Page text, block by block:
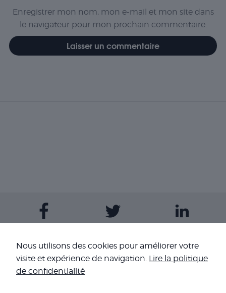
Enregistrer mon nom, mon e-mail et mon site dans
le navigateur pour mon prochain commentaire.
Contactez-nous
Nous utilisons des cookies pour améliorer votre
visite et expérience de navigation. Lire la politique
de confidentialité